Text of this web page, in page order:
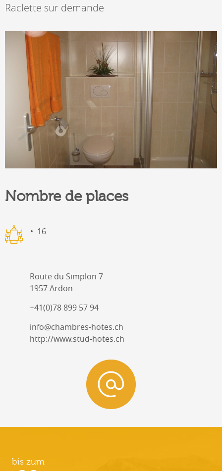
Raclette sur demande
Nombre de places
16
Route du Simplon 7
1957 Ardon
+41(0)78 899 57 94
info@chambres-hotes.ch
http://www.stud-hotes.ch
bis zum